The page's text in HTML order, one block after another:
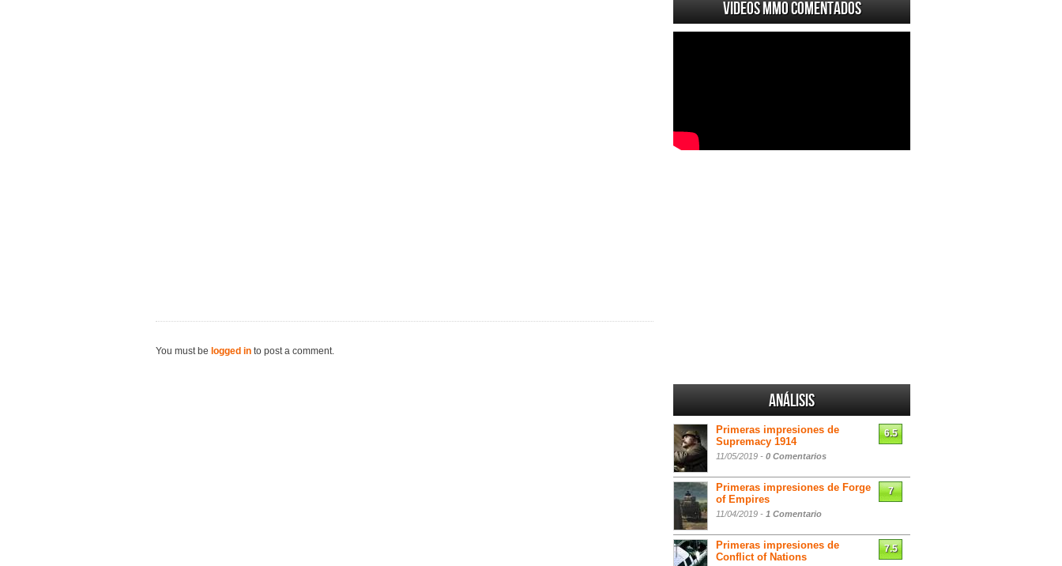
You must be logged in to post a comment.
Videos MMO Comentados
Análisis
Primeras impresiones de
Supremacy 1914
11/05/2019 - 0 Comentarios
6.5
Primeras impresiones de Forge
of Empires
11/04/2019 - 1 Comentario
7
Primeras impresiones de
Conflict of Nations
7.5